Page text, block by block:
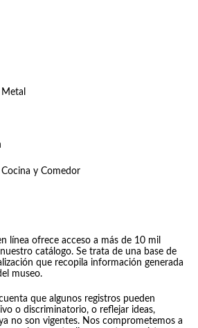
Metal
y Comedor
línea ofrece acceso a más de 10 mil
catálogo. Se trata de una base de
que recopila información generada
museo.
que algunos registros pueden
o discriminatorio, o reflejar ideas,
no son vigentes. Nos comprometemos a